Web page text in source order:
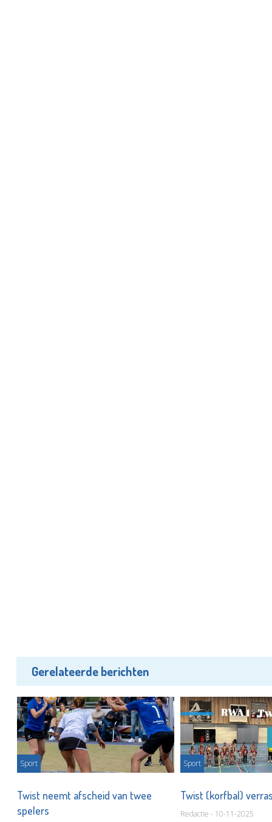
Gerelateerde berichten
Sport
Twist neemt afscheid van twee
spelers
Sport
Twist (korfbal)
Redactie - 10-11-2025